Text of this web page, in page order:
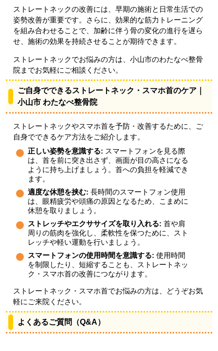
ストレートネックの改善には、早期の施術と日常生活での
姿勢改善が重要です。さらに、効果的な筋力トレーニング
を組み合わせることで、加齢に伴う骨の変化の進行を遅ら
せ、施術の効果を持続させることが期待できます。
ストレートネックでお悩みの方は、小山市のわたなべ整骨
院までお気軽にご相談ください。
ご自身でできるストレートネック・スマホ首のケア｜
小山市 わたなべ整骨院
ストレートネックやスマホ首を予防・改善するために、ご
自身でできるケア方法をご紹介します。
正しい姿勢を意識する: スマートフォンを見る際
は、首を前に突き出さず、画面が目の高さになる
ように持ち上げましょう。首への負担を軽減でき
ます。
適度な休憩を挟む: 長時間のスマートフォン使用
は、眼精疲労や頭痛の原因となるため、こまめに
休憩を取りましょう。
ストレッチやエクササイズを取り入れる: 首や肩
周りの筋肉を強化し、柔軟性を保つために、スト
レッチや軽い運動を行いましょう。
スマートフォンの使用時間を意識する: 使用時間
を制限したり、短縮することも、ストレートネッ
ク・スマホ首の改善につながります。
ストレートネック・スマホ首でお悩みの方は、どうぞお気
軽にご来院ください。
よくあるご質問（Q&A）